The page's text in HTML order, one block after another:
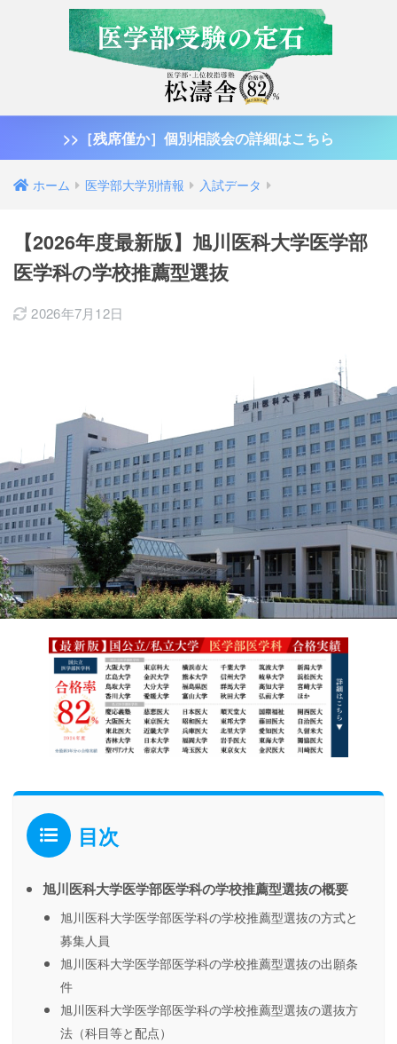
>>［残席僅か］個別相談会の詳細はこちら
ホーム 医学部大学別情報 入試データ
【2026年度最新版】旭川医科大学医学部
医学科の学校推薦型選抜
2026年7月12日
目次
旭川医科大学医学部医学科の学校推薦型選抜の概要
旭川医科大学医学部医学科の学校推薦型選抜の方式と
募集人員
旭川医科大学医学部医学科の学校推薦型選抜の出願条
件
旭川医科大学医学部医学科の学校推薦型選抜の選抜方
法（科目等と配点）